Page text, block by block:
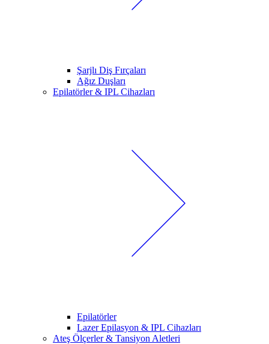
Şarjlı Diş Fırçaları
Ağız Duşları
Epilatörler & IPL Cihazları
Epilatörler
Lazer Epilasyon & IPL Cihazları
Ateş Ölçerler & Tansiyon Aletleri